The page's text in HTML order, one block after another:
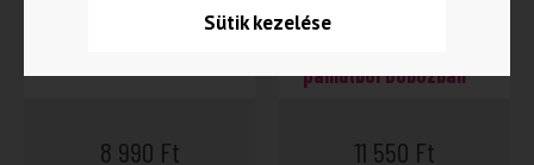
8 990 Ft
és zöld ruhában,
pamutból Dobozban
11 550 Ft
Sütik kezelése